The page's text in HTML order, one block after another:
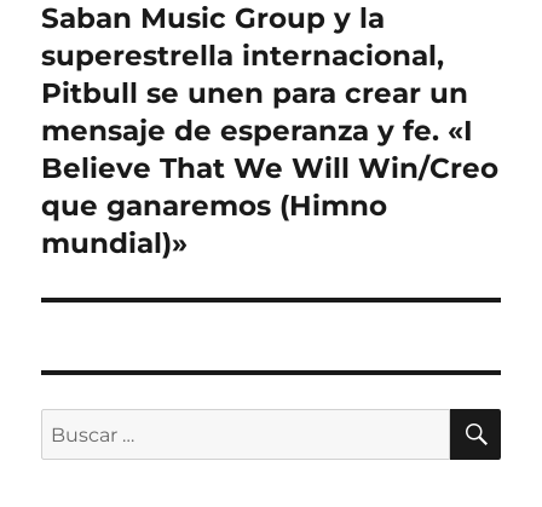
Entrada
siguiente:
Saban Music Group y la
superestrella internacional,
Pitbull se unen para crear un
mensaje de esperanza y fe. «I
Believe That We Will Win/Creo
que ganaremos (Himno
mundial)»
Buscar
por: